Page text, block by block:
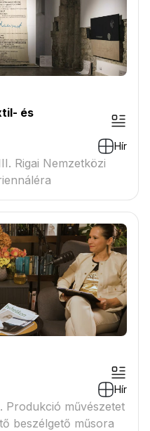
és
Hír
Rigai Nemzetközi
Hír
Produkció művészetet
beszélgető műsora